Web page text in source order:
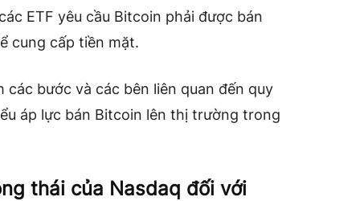
ETF yêu cầu Bitcoin phải được bán
cung cấp tiền mặt.
bước và các bên liên quan đến quy
áp lực bán Bitcoin lên thị trường trong
thái của Nasdaq đối với